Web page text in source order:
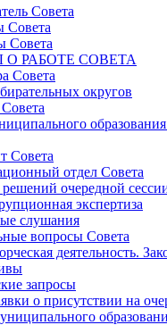
Совета
Совета
Совета
О РАБОТЕ СОВЕТА
Совета
округов
Совета
отдел Совета
очередной
экспертиза
слушания
вопросы Совета
деятельность.
запросы
о присутствии на